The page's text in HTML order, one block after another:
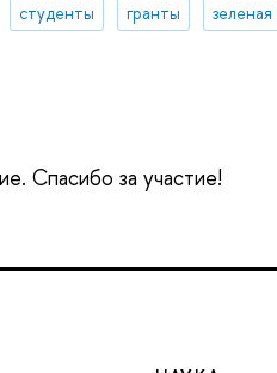
студенты гранты
Спасибо за участие!